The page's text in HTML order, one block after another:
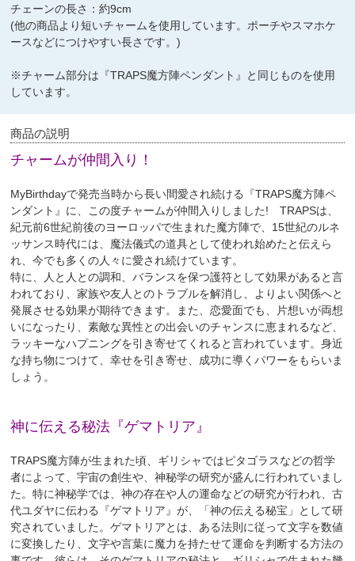
チェーンの長さ：約9cm
(他の商品より短いチャームを使用しています。ポーチやスマホケ
ースなどにつけやすい長さです。)
※チャーム部分は『TRAPS魔方陣ペンダント』と同じものを使用
しています。
商品の説明
チャームが仲間入り！
MyBirthdayで発売当時から長い間愛され続ける『TRAPS魔方陣ペ
ンダント』に、この度チャームが仲間入りしました! TRAPSは、
紀元前6世紀前後のヨーロッパで生まれた魔方陣で、15世紀のルネ
ッサンス時代には、魔法儀式の道具として使われ始めたと伝えら
れ、今でも多くの人々に愛され続けています。
特に、人と人との調和、バランスを保つ護符として効果があると言
われており、家族や友人とのトラブルを解消し、よりよい関係へと
発展させる効果が期待できます。また、恋愛面でも、片想いが両想
いになったり、素敵な異性との出会いのチャンスに恵まれるなど、
ラッキーなハプニングを引き寄せてくれると言われています。身近
な持ち物につけて、幸せを引き寄せ、成功に導くパワーをもらいま
しょう。
神に伝える秘法『ゲマトリア』
TRAPS魔方陣が生まれた頃、ギリシャではピタゴラスなどの哲学
者によって、宇宙の創生や、神秘学の研究が盛んに行われていまし
た。特に神秘学では、神の存在や人の運命などの研究が行われ、古
代ユダヤに伝わる『ゲマトリア』が、「神の伝える秘宝」として研
究されていました。ゲマトリアとは、ある法則に従って文字を数値
に変換したり、文字や言葉に魔力を持たせて運命を判断する方法の